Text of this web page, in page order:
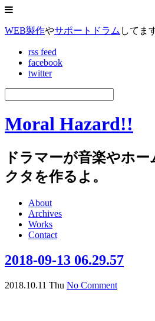
WEB製作やサポートドラム してま
rss feed
facebook
twitter
Moral Hazard!!
ドラマーが音楽やホ
クタを作るよ。
About
Archives
Works
Contact
2018-09-13 06.29.57
2018.10.11 Thu No Comment